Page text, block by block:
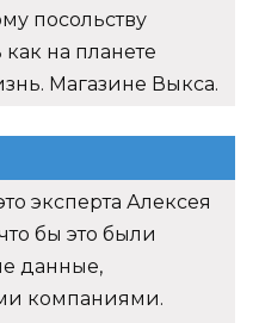
посольству
как на планете
Магазине Выкса.
эксперта Алексея
бы это были
данные,
компаниями.